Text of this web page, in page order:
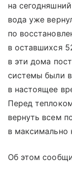
на
вода уже
по
в оставшихся
в эти дома
системы были
в настоящее
Перед
вернуть всем
в максимально
Об этом